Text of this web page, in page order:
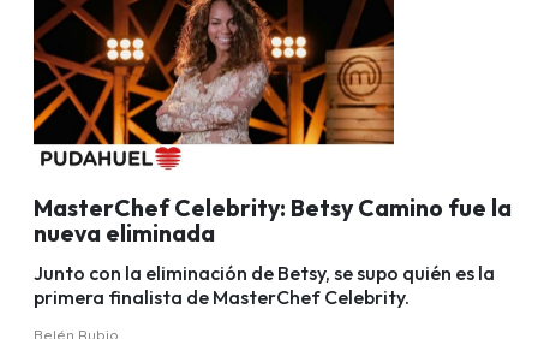
MasterChef Celebrity: Betsy Camino fue la
nueva eliminada
Junto con la eliminación de Betsy, se supo quién es la
primera finalista de MasterChef Celebrity.
Belén Rubio